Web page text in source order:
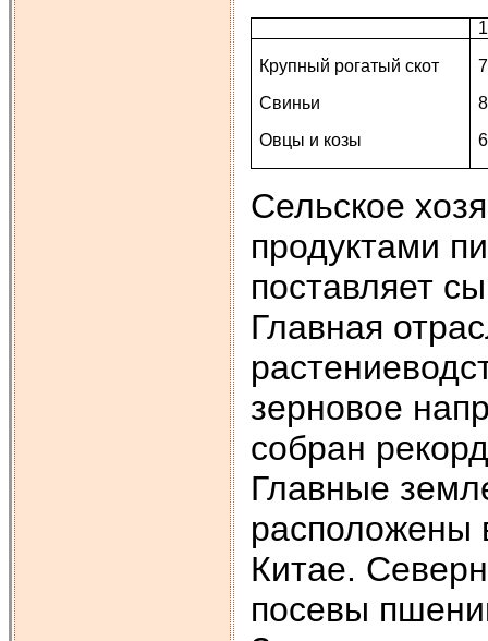
Крупный рогатый скот
Свиньи
Овцы и козы
Сельское
продуктами
поставляет
Главная
зерновое
собран
Главные
расположены
Китае.
посевы